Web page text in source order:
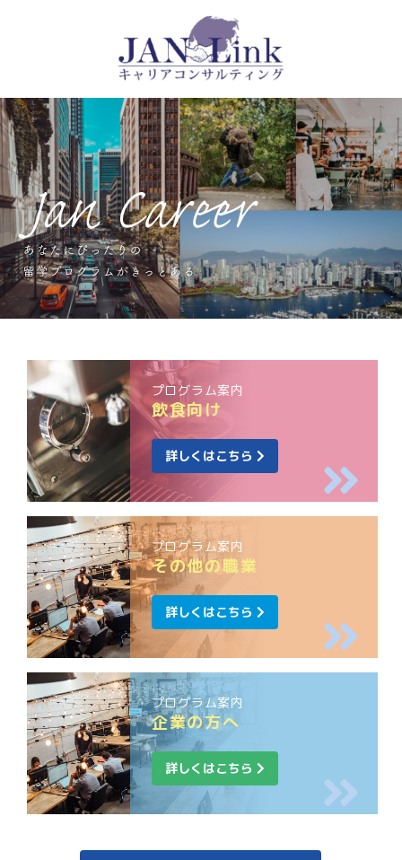
プログラム案内
飲食向け
詳しくはこちら
プログラム案内
その他の職業
詳しくはこちら
プログラム案内
企業の方へ
詳しくはこちら